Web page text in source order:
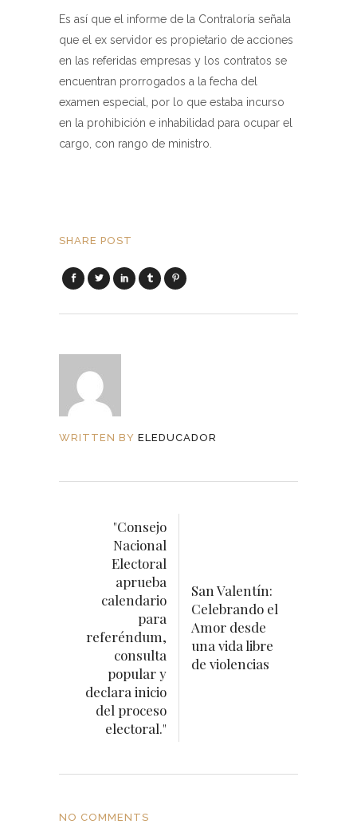
Es así que el informe de la Contraloría señala
que el ex servidor es propietario de acciones
en las referidas empresas y los contratos se
encuentran prorrogados a la fecha del
examen especial, por lo que estaba incurso
en la prohibición e inhabilidad para ocupar el
cargo, con rango de ministro.
SHARE POST
WRITTEN BY ELEDUCADOR
"Consejo
Nacional
Electoral
aprueba
calendario
para
referéndum,
consulta
popular y
declara inicio
del proceso
electoral."
San Valentín:
Celebrando el
Amor desde
una vida libre
de violencias
NO COMMENTS